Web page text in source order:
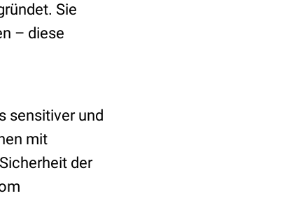
Sie
– diese
sensitiver und
mit
der